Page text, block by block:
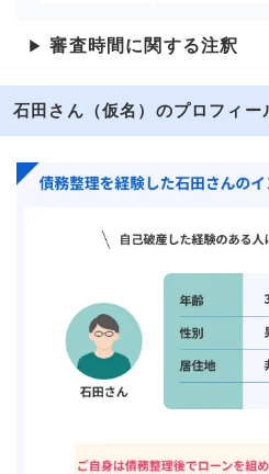
▶ 審査時間に関する注釈
石田さん（仮名）のプロフィー